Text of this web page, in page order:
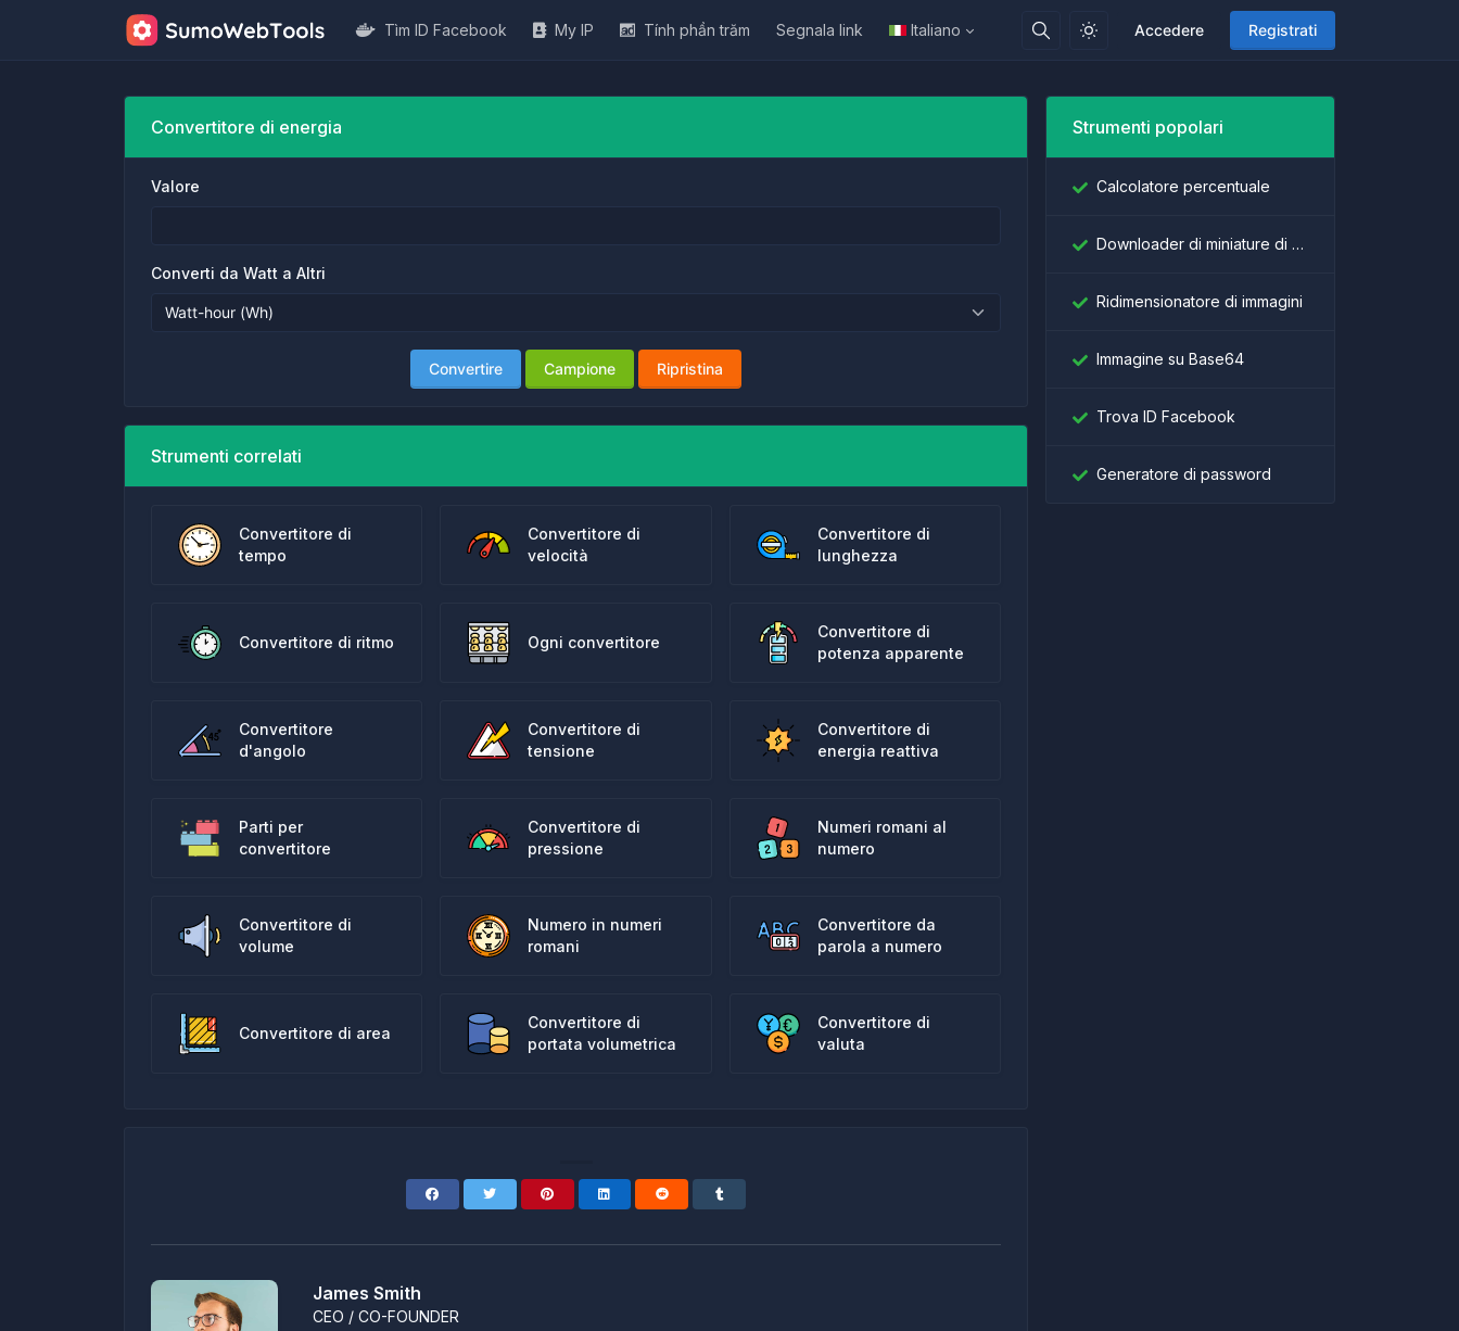
Accedere Registrati
Tìm ID Facebook My IP Tính phần trăm Segnala link Italiano
Convertitore di energia
Valore
Converti da Watt a Altri
Convertire Campione Ripristina
Strumenti correlati
Convertitore di
tempo
Convertitore di
velocità
Convertitore di
lunghezza
Convertitore di ritmo Ogni convertitore
Convertitore di
potenza apparente
Convertitore
d'angolo
Convertitore di
tensione
Convertitore di
energia reattiva
Parti per
convertitore
Convertitore di
pressione
Numeri romani al
numero
Convertitore di
volume
Numero in numeri
romani
Convertitore da
parola a numero
Convertitore di area
Convertitore di
portata volumetrica
Convertitore di
valuta
James Smith
CEO / CO-FOUNDER
Strumenti popolari
Calcolatore percentuale
Downloader di miniature di YouTube
Ridimensionatore di immagini
Immagine su Base64
Trova ID Facebook
Generatore di password